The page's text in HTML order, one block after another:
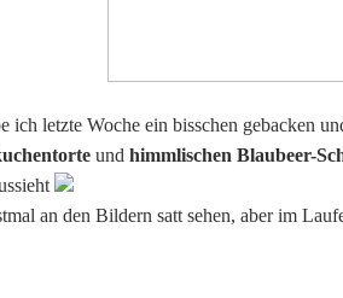
ich letzte Woche ein bisschen gebacken
und himmlischen Blaubeer-
an den Bildern satt sehen, aber im